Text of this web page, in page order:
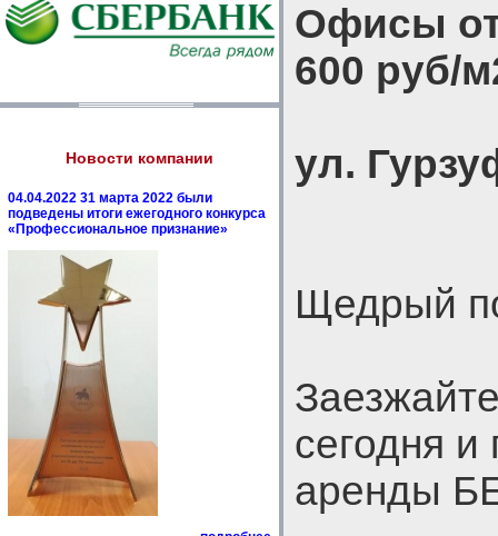
Новости компании
04.04.2022 31 марта 2022 были
подведены итоги ежегодного конкурса
«Профессиональное признание»
Офисы
600 руб/
ул.
Щедрый
сегодня и
аренды